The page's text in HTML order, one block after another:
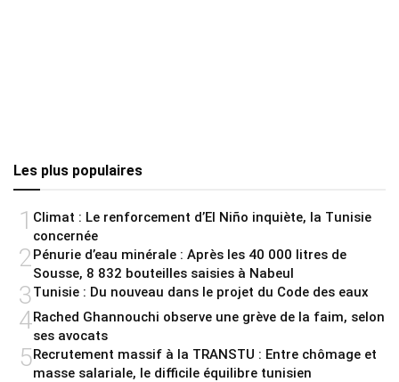
Les plus populaires
1 Climat : Le renforcement d’El Niño inquiète, la Tunisie
concernée
2 Pénurie d’eau minérale : Après les 40 000 litres de
Sousse, 8 832 bouteilles saisies à Nabeul
3Tunisie : Du nouveau dans le projet du Code des eaux
4Rached Ghannouchi observe une grève de la faim, selon
ses avocats
5Recrutement massif à la TRANSTU : Entre chômage et
masse salariale, le difficile équilibre tunisien